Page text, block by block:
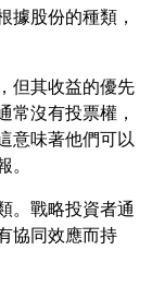
據股份的種類，
但其收益的優先
常沒有投票權，
意味著他們可以
。戰略投資者通
協同效應而持